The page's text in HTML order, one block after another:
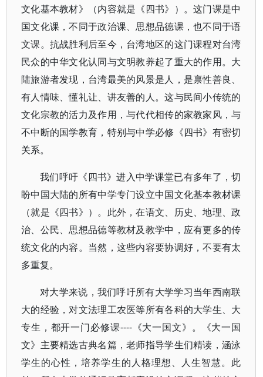
文化基本教材》（内容就是《四书》）。这门课是中
国文化课，不同于政治课、思想品德课，也不同于语
文课。抗战胜利后至今，台湾地区的这门课程对台湾
民众的中华文化认同与文明教养起了重大的作用。大
陆旅游者发现，台湾最美的风景是人，是禀性善良、
有人情味、懂礼让、讲友善的人。这与民间小传统的
文化宗教的活力及作用，与代代相传的家教家风，与
不中断的国学教育，特别与中学必修《四书》有密切
关系。
我们呼吁《四书》进入中学课堂已有多年了，切
盼中国大陆的所有中学专门设立中国文化基本教材课
（就是《四书》）。此外，在语文、历史、地理、政
治、公民、思想品德等教材及教学中，应有更多的传
统文化的内容。当然，这些内容要协调好，不要有太
多重复。
对大学来说，我们呼吁所有大学学习当年西南联
大的经验，对文法理工农医等所有各科的大学生、大
专生，都开一门必修课----《大一国文》。《大一国
文》主要精选古典名篇，老师指导学生们精读，涵泳
学生的心性，培养学生的人格理想、人生智慧。此